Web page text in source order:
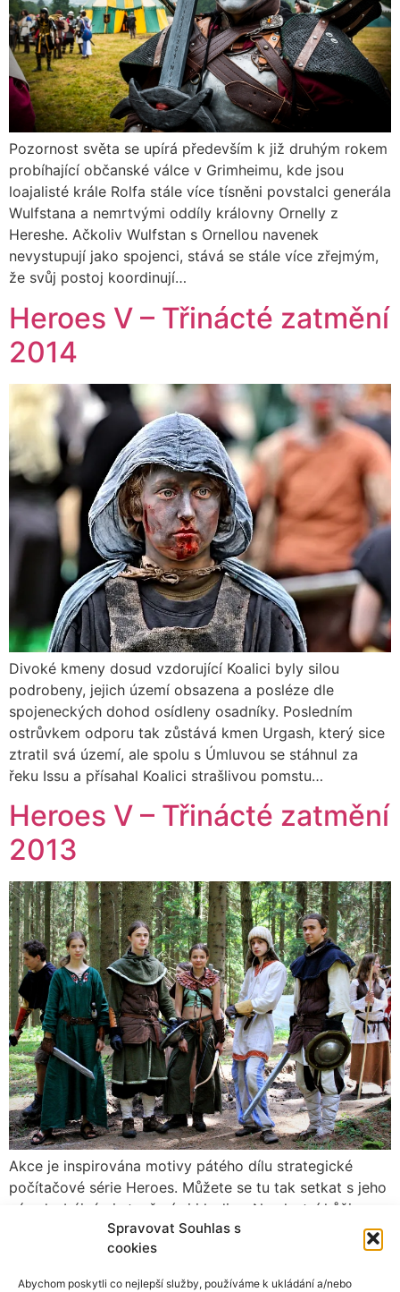
Spravovat Souhlas s
cookies
Abychom poskytli co nejlepší služby, používáme k ukládání a/nebo
Pozornost světa se upírá především k již druhým rokem
probíhající občanské válce v Grimheimu, kde jsou
loajalisté krále Rolfa stále více tísněni povstalci generála
Wulfstana a nemrtvými oddíly královny Ornelly z
Hereshe. Ačkoliv Wulfstan s Ornellou navenek
nevystupují jako spojenci, stává se stále více zřejmým,
že svůj postoj koordinují…
Heroes V – Třinácté zatmění
2014
Divoké kmeny dosud vzdorující Koalici byly silou
podrobeny, jejich území obsazena a posléze dle
spojeneckých dohod osídleny osadníky. Posledním
ostrůvkem odporu tak zůstává kmen Urgash, který sice
ztratil svá území, ale spolu s Úmluvou se stáhnul za
řeku Issu a přísahal Koalici strašlivou pomstu…
Heroes V – Třinácté zatmění
2013
Akce je inspirována motivy pátého dílu strategické
počítačové série Heroes. Můžete se tu tak setkat s jeho
národy, bájnými stvořeními i hrdiny. Na vlastní kůži
prožít mnohé z legendárních příběhů, či nesmazatelně
vepsat do dějin své vlastní.